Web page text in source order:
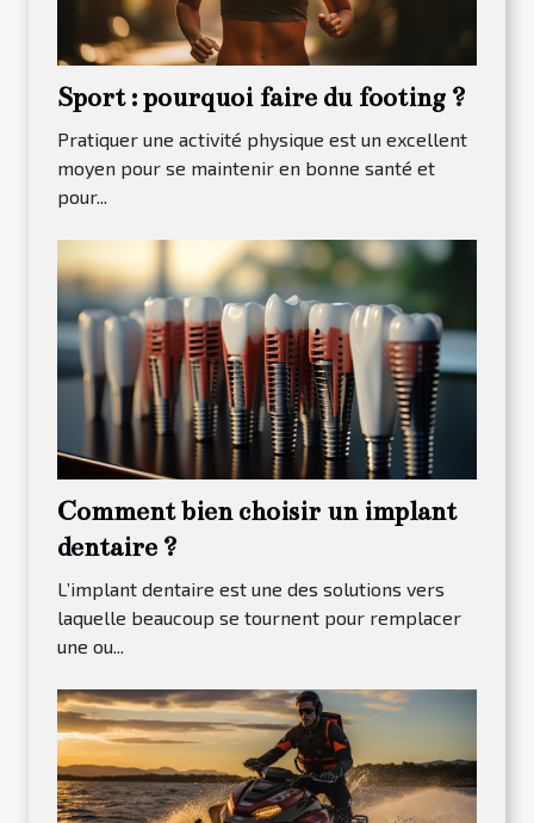
Sport : pourquoi faire du footing ?
Pratiquer une activité physique est un excellent
moyen pour se maintenir en bonne santé et
pour...
Comment bien choisir un implant
dentaire ?
L’implant dentaire est une des solutions vers
laquelle beaucoup se tournent pour remplacer
une ou...